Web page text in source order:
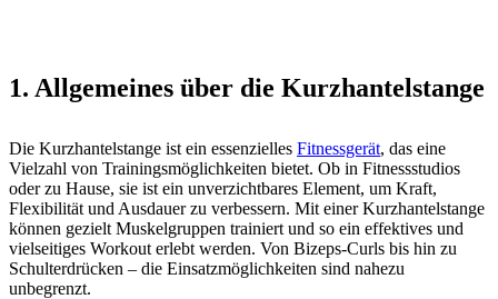
1. Allgemeines über die Kurzhantelstange
Die Kurzhantelstange ist ein essenzielles Fitnessgerät, das eine
Vielzahl von Trainingsmöglichkeiten bietet. Ob in Fitnessstudios
oder zu Hause, sie ist ein unverzichtbares Element, um Kraft,
Flexibilität und Ausdauer zu verbessern. Mit einer Kurzhantelstange
können gezielt Muskelgruppen trainiert und so ein effektives und
vielseitiges Workout erlebt werden. Von Bizeps-Curls bis hin zu
Schulterdrücken – die Einsatzmöglichkeiten sind nahezu
unbegrenzt.